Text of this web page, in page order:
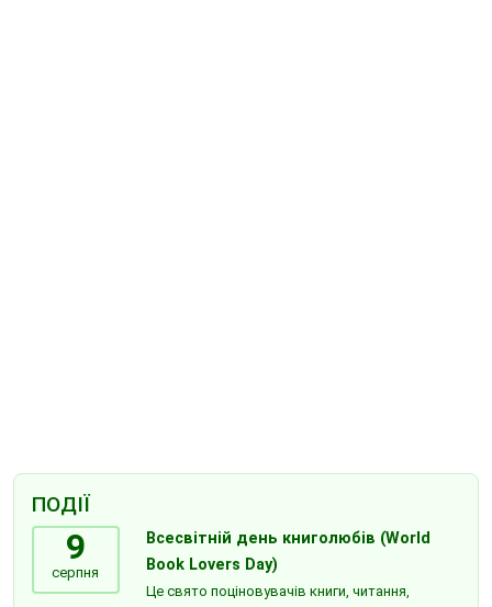
ПОДІЇ
9
серпня
Всесвітній день книголюбів (World
Book Lovers Day)
Це свято поціновувачів книги, читання,